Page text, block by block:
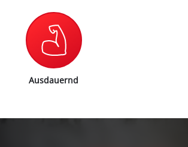
Ausdauernd